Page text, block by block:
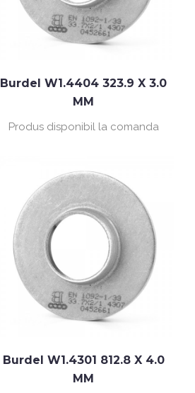
Burdel W1.4404 323.9 X 3.0
MM
Produs disponibil la comanda
Burdel W1.4301 812.8 X 4.0
MM